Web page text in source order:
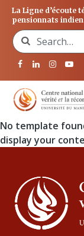
La Ligne d’écoute
pensionnats
Search for:
No template
display your